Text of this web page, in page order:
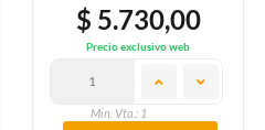
$ 5.730,00
Precio exclusivo web
Min. Vta.: 1